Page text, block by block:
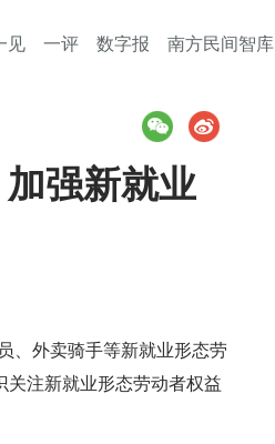
见 一评 数字报 南方民间智库
加强新就业
外卖骑手等新就业形态劳
注新就业形态劳动者权益